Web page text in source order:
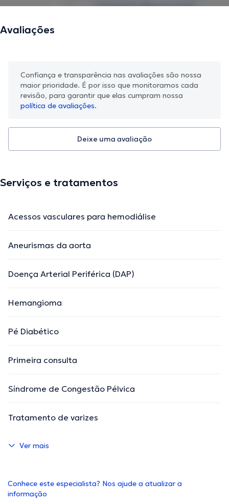
Avaliações
Confiança e transparência nas avaliações são nossa
maior prioridade. É por isso que monitoramos cada
revisão, para garantir que elas cumpram nossa
política de avaliações.
Deixe uma avaliação
Serviços e tratamentos
Acessos vasculares para hemodiálise
Aneurismas da aorta
Doença Arterial Periférica (DAP)
Hemangioma
Pé Diabético
Primeira consulta
Síndrome de Congestão Pélvica
Tratamento de varizes
Ver mais
Conhece este especialista? Nos ajude a atualizar a
informação